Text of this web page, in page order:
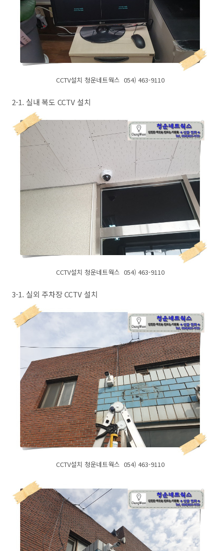
CCTV설치 청운네트웍스 054) 463-9110
2-1. 실내 복도 CCTV 설치
CCTV설치 청운네트웍스 054) 463-9110
3-1. 실외 주차장 CCTV 설치
CCTV설치 청운네트웍스 054) 463-9110